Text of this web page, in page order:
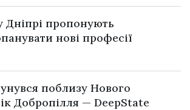
Дніпрі пропонують
нові професії
поблизу Нового
Добропілля — DeepState